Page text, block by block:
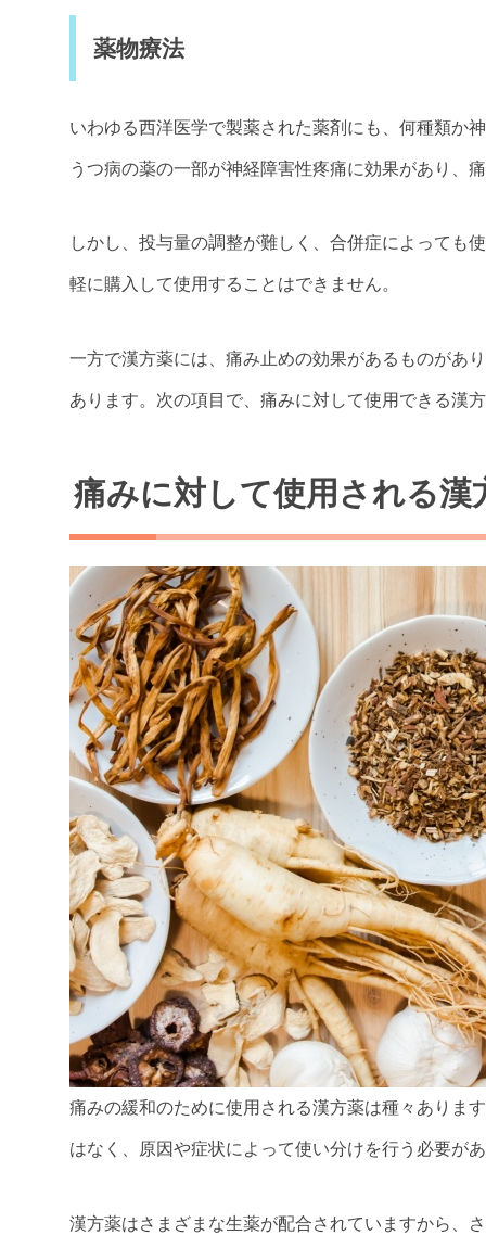
薬物療法
いわゆる西洋医学で製薬された薬剤にも、何種類か
うつ病の薬の一部が神経障害性疼痛に効果があり、
しかし、投与量の調整が難しく、合併症によっても
軽に購入して使用することはできません。
一方で漢方薬には、痛み止めの効果があるものがあ
あります。次の項目で、痛みに対して使用できる漢
痛みに対して使用される漢
痛みの緩和のために使用される漢方薬は種々ありま
はなく、原因や症状によって使い分けを行う必要が
漢方薬はさまざまな生薬が配合されていますから、